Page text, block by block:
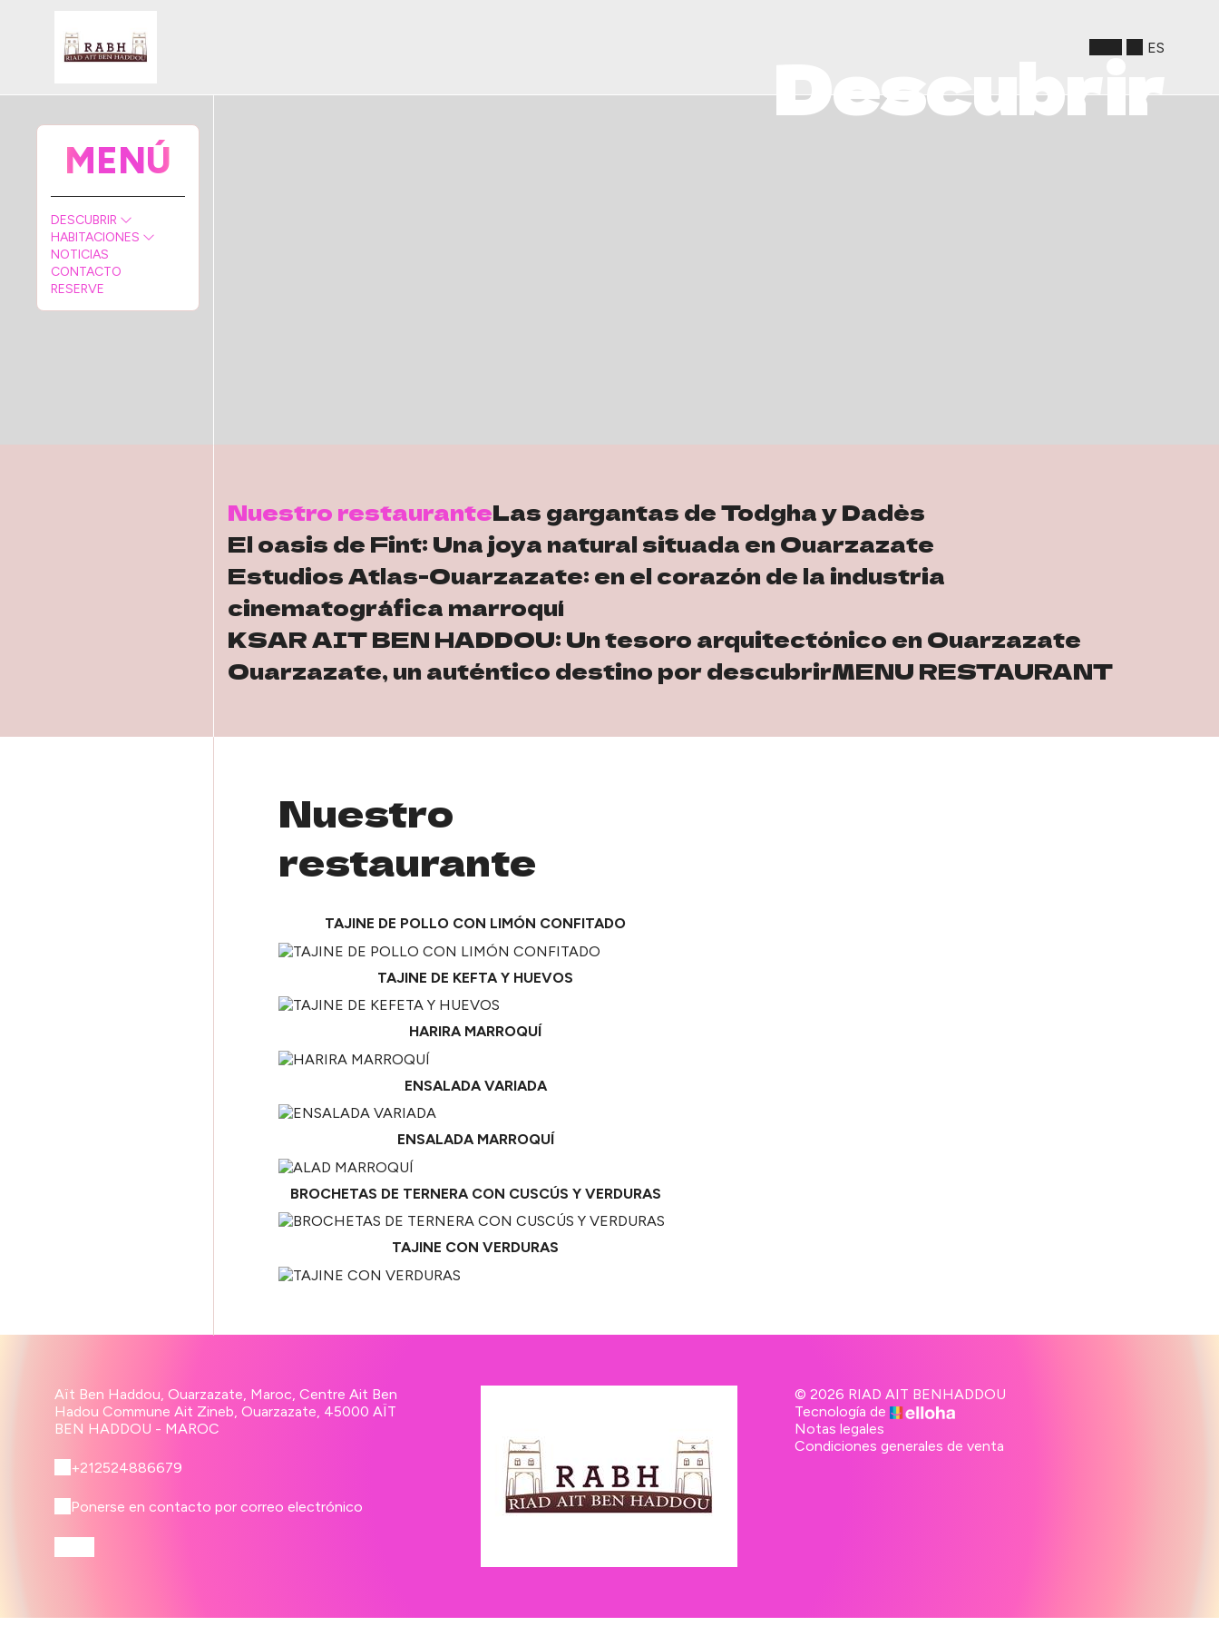
ES
MENÚ
DESCUBRIR
HABITACIONES
NOTICIAS
CONTACTO
RESERVE
Descubrir
Nuestro restauranteLas gargantas de Todgha y Dadès
El oasis de Fint: Una joya natural situada en Ouarzazate
Estudios Atlas-Ouarzazate: en el corazón de la industria
cinematográfica marroquí
KSAR AIT BEN HADDOU: Un tesoro arquitectónico en Ouarzazate
Ouarzazate, un auténtico destino por descubrirMENU RESTAURANT
Nuestro
restaurante
TAJINE DE POLLO CON LIMÓN CONFITADO
TAJINE DE KEFTA Y HUEVOS
HARIRA MARROQUÍ
ENSALADA VARIADA
ENSALADA MARROQUÍ
BROCHETAS DE TERNERA CON CUSCÚS Y VERDURAS
TAJINE CON VERDURAS
Aït Ben Haddou, Ouarzazate, Maroc, Centre Ait Ben
Hadou Commune Ait Zineb, Ouarzazate, 45000 AÏT
BEN HADDOU - MAROC
+212524886679
Ponerse en contacto por correo electrónico
© 2026 RIAD AIT BENHADDOU
Tecnología de
Notas legales
Condiciones generales de venta